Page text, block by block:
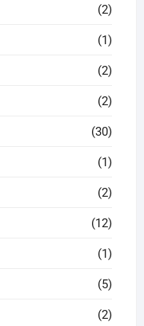
(2)
(1)
(2)
(2)
(30)
(1)
(2)
(12)
(1)
(5)
(2)